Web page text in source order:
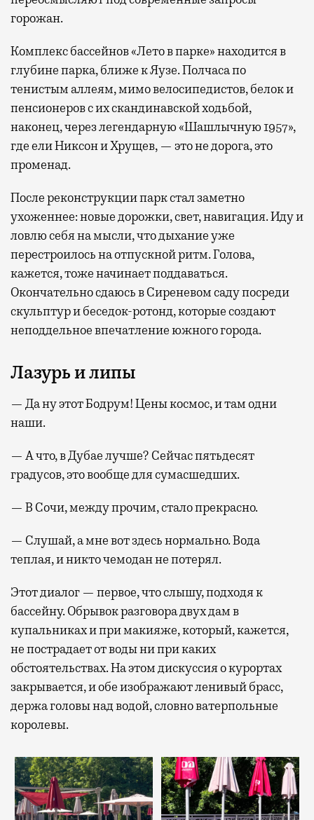
горожан.
Комплекс бассейнов «Лето в парке» находится в
глубине парка, ближе к Яузе. Полчаса по
тенистым аллеям, мимо велосипедистов, белок и
пенсионеров с их скандинавской ходьбой,
наконец, через легендарную «Шашлычную 1957»,
где ели Никсон и Хрущев, — это не дорога, это
променад.
После реконструкции парк стал заметно
ухоженнее: новые дорожки, свет, навигация. Иду и
ловлю себя на мысли, что дыхание уже
перестроилось на отпускной ритм. Голова,
кажется, тоже начинает поддаваться.
Окончательно сдаюсь в Сиреневом саду посреди
скульптур и беседок-ротонд, которые создают
неподдельное впечатление южного города.
Лазурь и липы
— Да ну этот Бодрум! Цены космос, и там одни
наши.
— А что, в Дубае лучше? Сейчас пятьдесят
градусов, это вообще для сумасшедших.
— В Сочи, между прочим, стало прекрасно.
— Слушай, а мне вот здесь нормально. Вода
теплая, и никто чемодан не потерял.
Этот диалог — первое, что слышу, подходя к
бассейну. Обрывок разговора двух дам в
купальниках и при макияже, который, кажется,
не пострадает от воды ни при каких
обстоятельствах. На этом дискуссия о курортах
закрывается, и обе изображают ленивый брасс,
держа головы над водой, словно ватерпольные
королевы.